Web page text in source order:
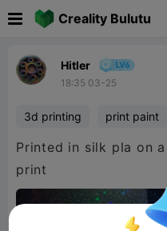
Creality Bulutu
Hitler
18:35 03-25
3d printing print paint
Printed in silk pla on
print